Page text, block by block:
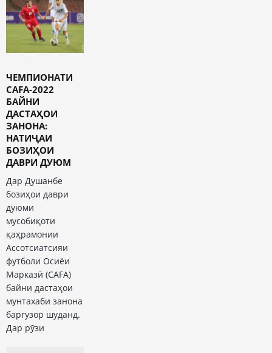
ЧЕМПИОНАТИ
CAFA-2022
БАЙНИ
ДАСТАҲОИ
ЗАНОНА:
НАТИҶАИ
БОЗИҲОИ
ДАВРИ ДУЮМ
Дар Душанбе
бозиҳои даври
дуюми
мусобиқоти
қаҳрамонии
Ассотсиатсияи
футболи Осиёи
Марказӣ (CAFA)
байни дастаҳои
мунтахаби занона
баргузор шуданд.
Дар рӯзи